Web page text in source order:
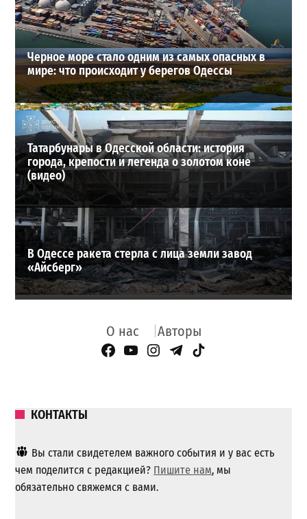
ВИБОР РЕДАКЦИИ
Черное море стало одним из самых опасных в
мире: что происходит у берегов Одессы
Татарбунары в Одесской области: история
города, крепости и легенда о золотом коне
(видео)
В Одессе ракета стерла с лица земли завод
«Айсберг»
О нас Авторы
Facebook Page
YouTube
Instagram
Telegram
TikTok
КОНТАКТЫ
Вы стали свидетелем важного события и у вас есть
чем поделится с редакцией? Пишите нам, мы
обязательно свяжемся с вами.